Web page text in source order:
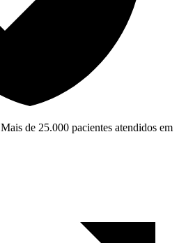
Mais de 25.000 pacientes atendidos em